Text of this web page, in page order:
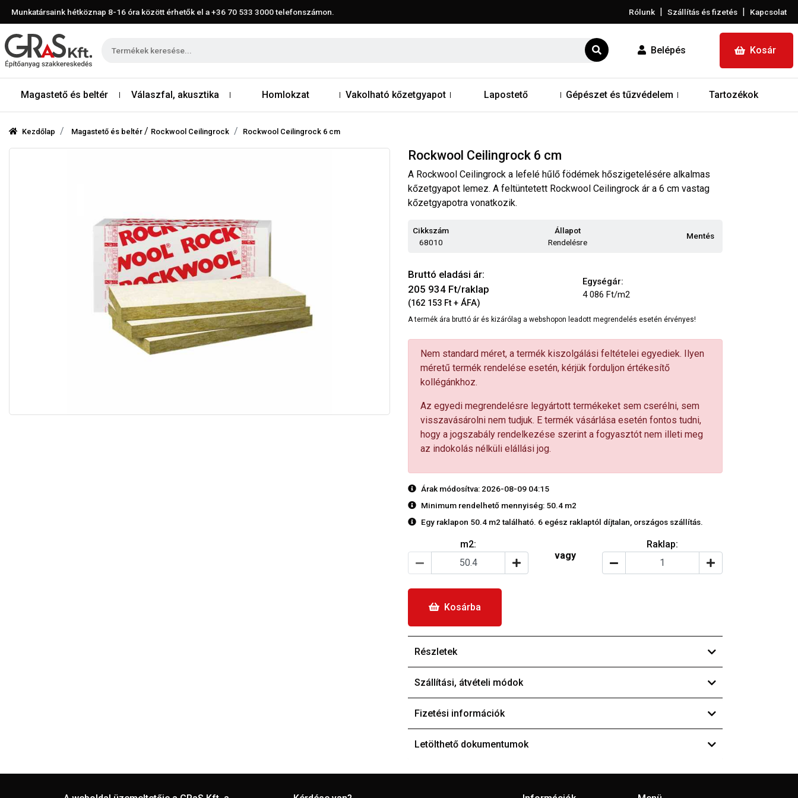
Munkatársaink hétköznap 8-16 óra között érhetők el a+36 70 533 3000telefonszámon. Rólunk | Szállítás és fizetés | Kapcsolat
Belépés Kosár
Magastető és beltér Válaszfal, akusztika Homlokzat Vakolható kőzetgyapot Lapostető Gépészet és tűzvédelem Tartozékok
Kezdőlap Magastető és beltér / Rockwool Ceilingrock Rockwool Ceilingrock 6 cm
Rockwool Ceilingrock 6 cm
A Rockwool Ceilingrock a lefelé hűlő födémek hőszigetelésére alkalmas
kőzetgyapot lemez. A feltüntetett Rockwool Ceilingrock ár a 6 cm vastag
kőzetgyapotra vonatkozik.
Cikkszám
68010
Állapot
Rendelésre
Mentés
Bruttó eladási ár:
205 934 Ft/raklap
(162 153 Ft + ÁFA)
Egységár:
4 086 Ft/m2
A termék ára bruttó ár és kizárólag a webshopon leadott megrendelés esetén érvényes!
Nem standard méret, a termék kiszolgálási feltételei egyediek. Ilyen
méretű termék rendelése esetén, kérjük forduljon értékesítő
kollégánkhoz.
Az egyedi megrendelésre legyártott termékeket sem cserélni, sem
visszavásárolni nem tudjuk. E termék vásárlása esetén fontos tudni,
hogy a jogszabály rendelkezése szerint a fogyasztót nem illeti meg
az indokolás nélküli elállási jog.
Árak módosítva: 2026-08-09 04:15
Minimum rendelhető mennyiség: 50.4 m2
Egy raklapon 50.4 m2 található. 6 egész raklaptól díjtalan, országos szállítás.
m2:
vagy
Raklap:
Kosárba
Részletek
Szállítási, átvételi módok
Fizetési információk
Letölthető dokumentumok